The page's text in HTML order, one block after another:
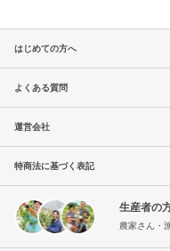
はじめての方へ
よくある質問
運営会社
特商法に基づく表記
生産者の
農家さん・